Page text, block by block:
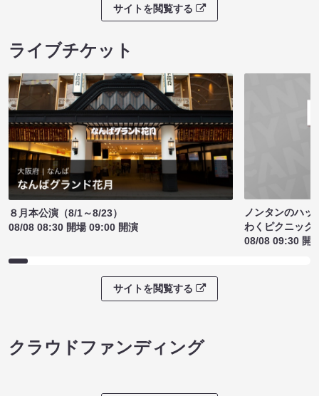
サイトを閲覧する
ライブチケット
８月本公演（8/1～8/23）
08/08 08:30 開場 09:00 開演
ノンタンのハッ
わくピクニック
08/08 09:30 開
サイトを閲覧する
クラウドファンディング